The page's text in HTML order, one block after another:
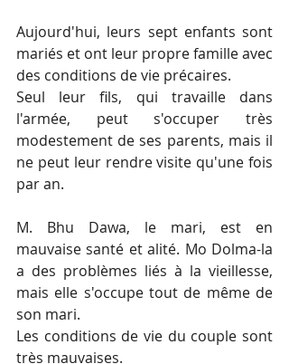
Aujourd'hui, leurs sept enfants sont
mariés et ont leur propre famille avec
des conditions de vie précaires.
Seul leur fils, qui travaille dans
l'armée, peut s'occuper très
modestement de ses parents, mais il
ne peut leur rendre visite qu'une fois
par an.
M. Bhu Dawa, le mari, est en
mauvaise santé et alité. Mo Dolma-la
a des problèmes liés à la vieillesse,
mais elle s'occupe tout de même de
son mari.
Les conditions de vie du couple sont
très mauvaises.